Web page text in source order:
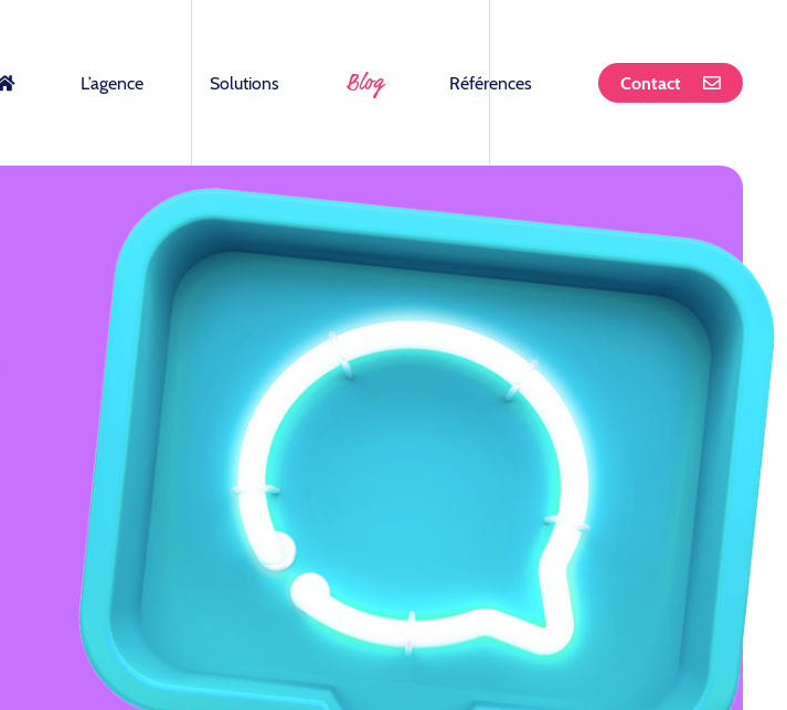
L’agence Solutions Blog Références Contact